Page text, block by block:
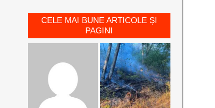
CELE MAI BUNE ARTICOLE ȘI
PAGINI